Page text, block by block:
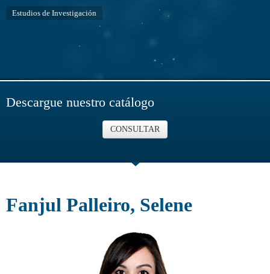
Estudios de Investigación
Descargue nuestro catálogo
CONSULTAR
Fanjul Palleiro, Selene